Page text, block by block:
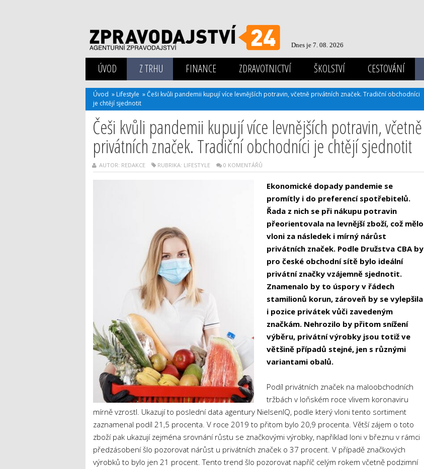
Dnes je 7. 08. 2026
ÚVOD Z TRHU FINANCE ZDRAVOTNICTVÍ ŠKOLSTVÍ CESTOVÁNÍ
Úvod » Lifestyle »Češi kvůli pandemii kupují více levnějších potravin, včetně privátních značek. Tradiční obchodníci
je chtějí sjednotit
Češi kvůli pandemii kupují více levnějších potravin, včetně
privátních značek. Tradiční obchodníci je chtějí sjednotit
AUTOR: REDAKCE RUBRIKA: LIFESTYLE 0 KOMENTÁŘŮ
Ekonomické dopady pandemie se
promítly i do preferencí spotřebitelů.
Řada z nich se při nákupu potravin
přeorientovala na levnější zboží, což mělo
vloni za následek i mírný nárůst
privátních značek. Podle Družstva CBA by
pro české obchodní sítě bylo ideální
privátní značky vzájemně sjednotit.
Znamenalo by to úspory v řádech
stamilionů korun, zároveň by se vylepšila
i pozice privátek vůči zavedeným
značkám. Nehrozilo by přitom snížení
výběru, privátní výrobky jsou totiž ve
většině případů stejné, jen s různými
variantami obalů.
Podíl privátních značek na maloobchodních
tržbách v loňském roce vlivem koronaviru
mírně vzrostl. Ukazují to poslední data agentury NielsenIQ, podle který vloni tento sortiment
zaznamenal podíl 21,5 procenta. V roce 2019 to přitom bylo 20,9 procenta. Větší zájem o toto
zboží pak ukazují zejména srovnání růstu se značkovými výrobky, například loni v březnu v rámci
předzásobení šlo pozorovat nárůst u privátních značek o 37 procent. V případě značkových
výrobků to bylo jen 21 procent. Tento trend šlo pozorovat napříč celým rokem včetně podzimní